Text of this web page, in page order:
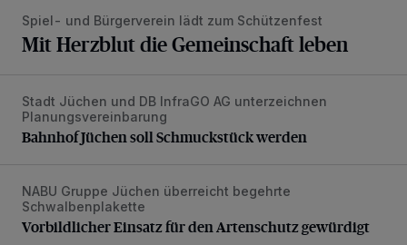
Spiel- und Bürgerverein lädt zum Schützenfest
Mit Herzblut die Gemeinschaft leben
Bahnhof Jüchen soll Schmuckstück werden
Stadt Jüchen und DB InfraGO AG unterzeichnen
Planungsvereinbarung
Bahnhof Jüchen soll Schmuckstück werden
Vorbildlicher Einsatz für den Artenschutz gewürdigt
NABU Gruppe Jüchen überreicht begehrte
Schwalbenplakette
Vorbildlicher Einsatz für den Artenschutz gewürdigt